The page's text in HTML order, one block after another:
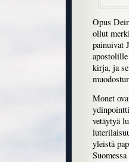
Opus
ollut
painuivat
kirja, ja
Monet
vetäytyä
yleistä